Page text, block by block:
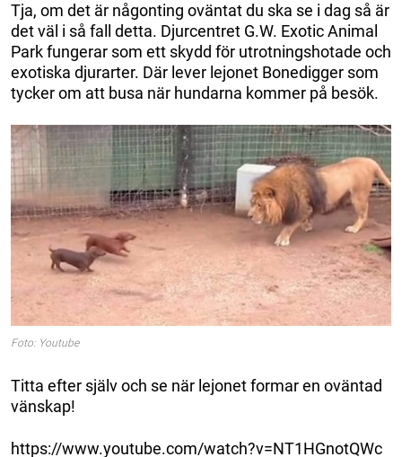
Tja, om det är någonting oväntat du ska se i dag så är
det väl i så fall detta. Djurcentret G.W. Exotic Animal
Park fungerar som ett skydd för utrotningshotade och
exotiska djurarter. Där lever lejonet Bonedigger som
tycker om att busa när hundarna kommer på besök.
Foto: Youtube
Titta efter själv och se när lejonet formar en oväntad
vänskap!
https://www.youtube.com/watch?v=NT1HGnotQWc